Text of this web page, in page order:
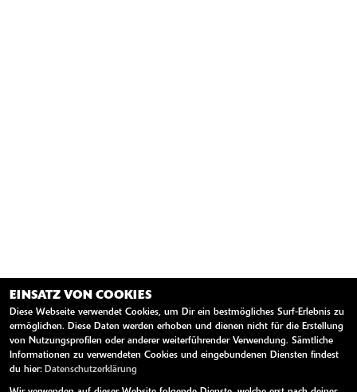
EINSATZ VON COOKIES
Diese Webseite verwendet Cookies, um Dir ein bestmögliches Surf-Erlebnis zu
ermöglichen. Diese Daten werden erhoben und dienen nicht für die Erstellung
von Nutzungsprofilen oder anderer weiterführender Verwendung. Sämtliche
Informationen zu verwendeten Cookies und eingebundenen Diensten findest
du hier: Datenschutzerklärung